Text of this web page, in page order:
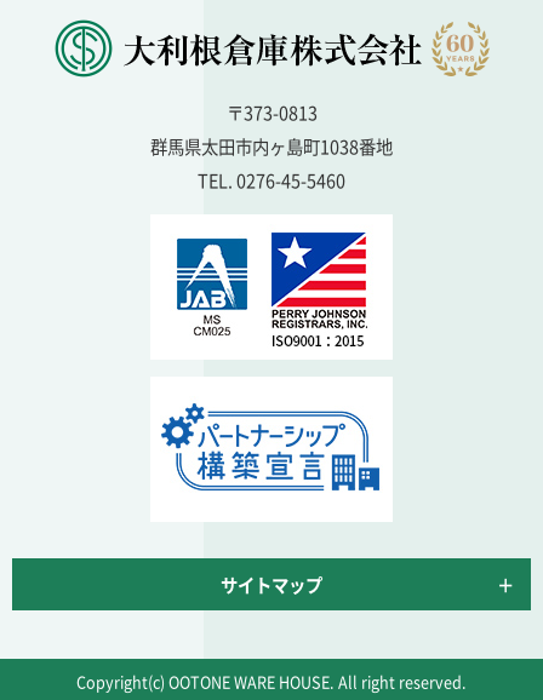
〒373-0813
群馬県太田市内ヶ島町1038番地
TEL. 0276-45-5460
サイトマップ
Copyright(c) OOTONE WARE HOUSE. All right reserved.